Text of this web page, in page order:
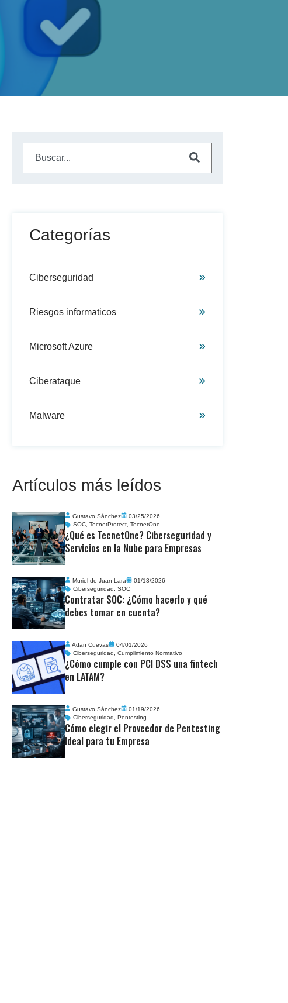
Categorías
Ciberseguridad
Riesgos informaticos
Microsoft Azure
Ciberataque
Malware
Artículos más leídos
Gustavo Sánchez
03/25/2026
SOC, TecnetProtect, TecnetOne
¿Qué es TecnetOne? Ciberseguridad y
Servicios en la Nube para Empresas
Muriel de Juan Lara
01/13/2026
Ciberseguridad, SOC
Contratar SOC: ¿Cómo hacerlo y qué
debes tomar en cuenta?
Adan Cuevas
04/01/2026
Ciberseguridad, Cumplimiento Normativo
¿Cómo cumple con PCI DSS una fintech
en LATAM?
Gustavo Sánchez
01/19/2026
Ciberseguridad, Pentesting
Cómo elegir el Proveedor de Pentesting
Ideal para tu Empresa